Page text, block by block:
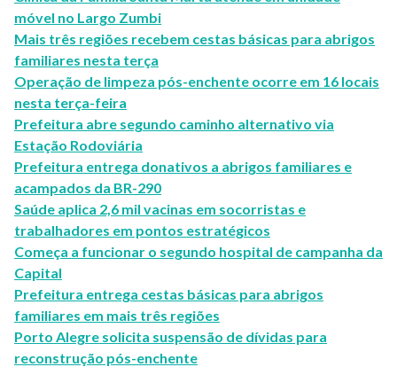
móvel no Largo Zumbi
Mais três regiões recebem cestas básicas para abrigos
familiares nesta terça
Operação de limpeza pós-enchente ocorre em 16 locais
nesta terça-feira
Prefeitura abre segundo caminho alternativo via
Estação Rodoviária
Prefeitura entrega donativos a abrigos familiares e
acampados da BR-290
Saúde aplica 2,6 mil vacinas em socorristas e
trabalhadores em pontos estratégicos
Começa a funcionar o segundo hospital de campanha da
Capital
Prefeitura entrega cestas básicas para abrigos
familiares em mais três regiões
Porto Alegre solicita suspensão de dívidas para
reconstrução pós-enchente